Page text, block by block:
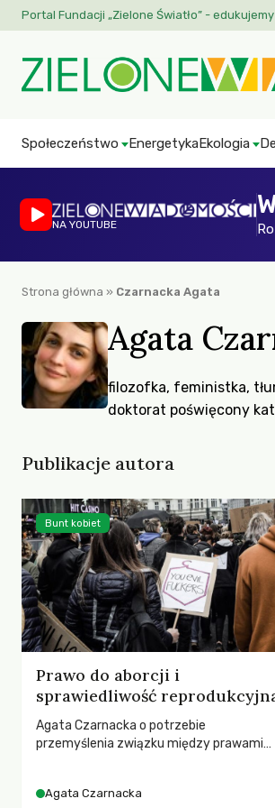
Portal Fundacji „Zielone Światło” -
Społeczeństwo EnergetykaEkologia
NA YOUTUBE
Strona główna » Czarnacka Agata
Agata
filozofka, feministka,
doktorat poświęcony
Publikacje autora
Prawo do aborcji i
sprawiedliwość
Agata Czarnacka o potrzebie
przemyślenia związku między prawami
życia, które nie zachęca do decyzji o
Agata Czarnacka
Bunt kobiet